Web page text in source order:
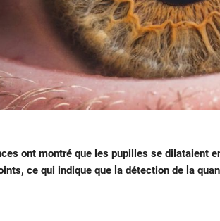
ont montré que les pupilles se dilataient
ce qui indique que la détection de la